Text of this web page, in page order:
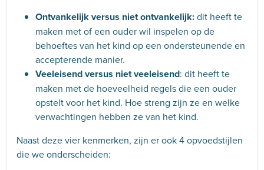
Ontvankelijk versus niet ontvankelijk:dit heeft te
maken met of een ouder wil inspelen op de
behoeftes van het kind op een ondersteunende en
accepterende manier.
Veeleisend versus niet veeleisend: dit heeft te
maken met de hoeveelheid regels die een ouder
opstelt voor het kind. Hoe streng zijn ze en welke
verwachtingen hebben ze van het kind.
Naast deze vier kenmerken, zijn er ook 4 opvoedstijlen
die we onderscheiden: